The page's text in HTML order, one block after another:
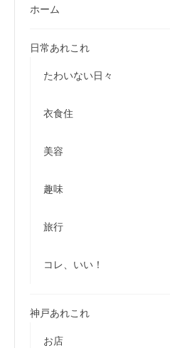
ホーム
日常あれこれ
たわいない日々
衣食住
美容
趣味
旅行
コレ、いい！
神戸あれこれ
お店